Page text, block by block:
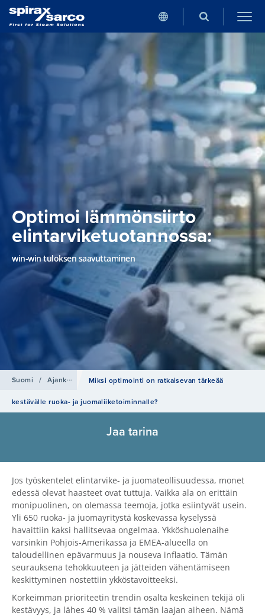
Optimoi lämmönsiirto
elintarviketuotannossa:
win-win tuloksen saavuttaminen
Suomi / AjankohtaistaMiksi optimointi on ratkaisevan tärkeää
kestävälle ruoka- ja juomaliiketoiminnalle?
Jaa tarina
Jos työskentelet elintarvike- ja juomateollisuudessa, monet
edessä olevat haasteet ovat tuttuja. Vaikka ala on erittäin
monipuolinen, on olemassa teemoja, jotka esiintyvät usein.
Yli 650 ruoka- ja juomayritystä koskevassa kyselyssä
havaittiin kaksi hallitsevaa ongelmaa. Ykköshuolenaihe
varsinkin Pohjois-Amerikassa ja EMEA-alueella on
taloudellinen epävarmuus ja nouseva inflaatio. Tämän
seurauksena tehokkuuteen ja jätteiden vähentämiseen
keskittyminen nostettiin ykköstavoitteeksi.
Korkeimman prioriteetin trendin osalta keskeinen tekijä oli
kestävyys, ja lähes 40 % valitsi tämän laajan aiheen. Nämä